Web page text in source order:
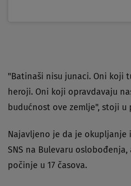
"Batinaši nisu junaci. Oni koji
heroji. Oni koji opravdavaju
budućnost ove zemlje", stoji
Najavljeno je da je okupljanje
SNS na Bulevaru
počinje u 17 časova.